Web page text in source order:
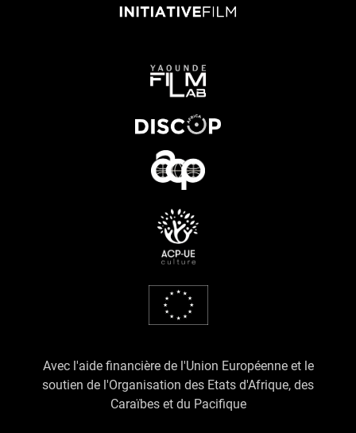
Avec l'aide financière de l'Union Européenne et le
soutien de l'Organisation des Etats d'Afrique, des
Caraïbes et du Pacifique